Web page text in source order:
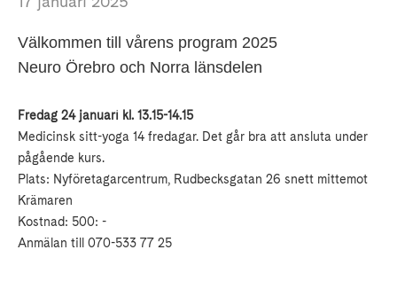
Välkommen till vårens program 2025
Neuro Örebro och Norra länsdelen
Fredag 24 januari kl. 13.15-14.15
Medicinsk sitt-yoga 14 fredagar. Det går bra att ansluta under
pågående kurs.
Plats: Nyföretagarcentrum, Rudbecksgatan 26 snett mittemot
Krämaren
Kostnad: 500: -
Anmälan till 070-533 77 25